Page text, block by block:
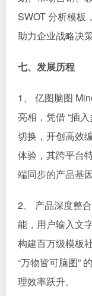
SWOT 分析模板
助力企业战略决策
七、发展历程​
1、 亿图脑图
亮相，凭借 “插
切换，开创高效
体验，其跨平台
端同步的产品基因
2、 产品深度整
能，用户输入文
构建百万级模板
“万物皆可脑图”
理效率跃升。​